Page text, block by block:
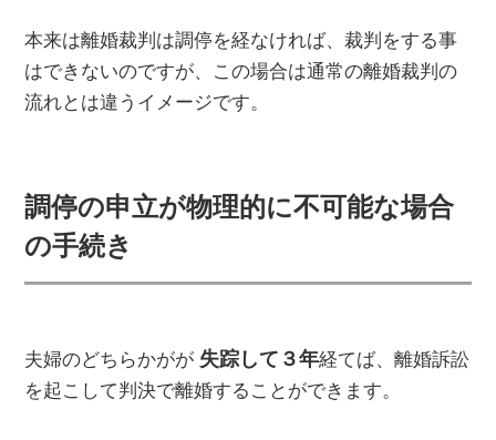
本来は離婚裁判は調停を経なければ、裁判をする事
はできないのですが、この場合は通常の離婚裁判の
流れとは違うイメージです。
調停の申立が物理的に不可能な場合
の手続き
夫婦のどちらかがが 失踪して３年経てば、離婚訴訟
を起こして判決で離婚することができます。